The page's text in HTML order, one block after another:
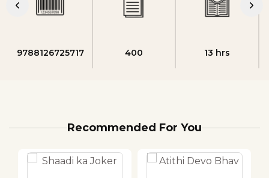
9788126725717 400 13 hrs
Recommended For You